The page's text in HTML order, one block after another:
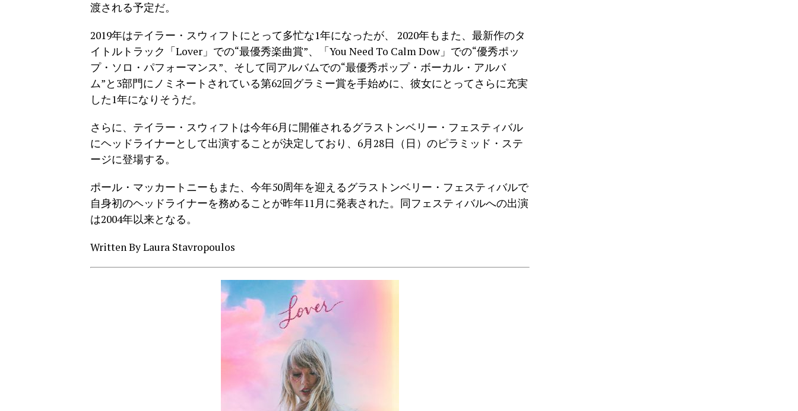
渡される予定だ。
2019年はテイラー・ スウィフトにとって多忙な1年になったが、 2020年もまた、最新作のタ
イトルトラック「Lover」での“最優秀楽曲賞”、「You Need To Calm Dow」での“優秀ポッ
プ・ソロ・パフォーマンス”、そして同アルバムでの“最優秀ポップ・ボーカル・アルバ
ム”と3部門にノミネートされている第62回グラミー賞を手始めに、彼女にとってさらに充実
した1年になりそうだ。
さらに、テイラー・スウィフトは今年6月に開催されるグラストンベリー・フェスティバル
にヘッドライナーとして出演することが決定しており、6月28日（日）のピラミッド・ステ
ージに登場する。
ポール・マッカートニーもまた、今年50周年を迎えるグラストンベリー・フェスティバルで
自身初のヘッドライナーを務めることが昨年11月に発表された。同フェスティバルへの出演
は2004年以来となる。
Written By Laura Stavropoulos